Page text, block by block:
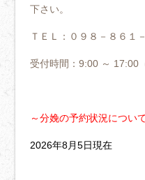
下さい。
ＴＥＬ：０９８－８６１
受付時間：9:00 ～ 17:00
～分娩の予約状況につい
2026年8月5日現在